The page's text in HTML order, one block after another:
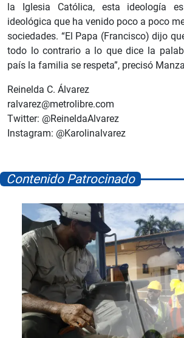
la Iglesia Católica, esta ideología
ideológica que ha venido poco a poco
sociedades. “El Papa (Francisco) dijo
todo lo contrario a lo que dice la
país la familia se respeta”, precisó
Reinelda C. Álvarez
ralvarez@metrolibre.com
Twitter: @ReineldaAlvarez
Instagram: @Karolinalvarez
Contenido Patrocinado